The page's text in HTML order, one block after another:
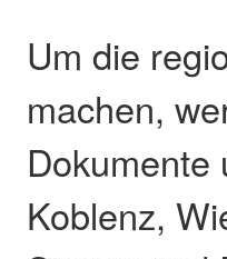
Um die
machen,
Dokumente
Koblenz,